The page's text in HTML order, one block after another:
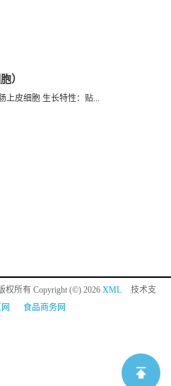
）
上皮细胞 生长特性：贴...
权所有 Copyright (©) 2026 XML
技术支
食品商务网